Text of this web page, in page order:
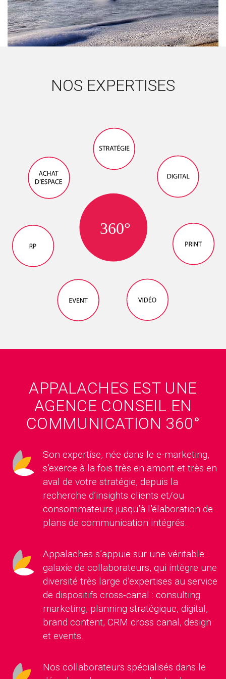
NOS EXPERTISES
APPALACHES EST UNE
AGENCE CONSEIL EN
COMMUNICATION 360°
Son expertise, née dans le e-marketing,
s’exerce à la fois très en amont et très en
aval de votre stratégie, depuis la
recherche d’insights clients et/ou
consommateurs jusqu’à l’élaboration de
plans de communication intégrés.
Appalaches s’appuie sur une véritable
galaxie de collaborateurs, qui intègre une
diversité très large d’expertises au service
de dispositifs cross-canal : consulting
marketing, planning stratégique, digital,
brand content, CRM cross canal, design
et events.
Nos collaborateurs spécialisés dans le